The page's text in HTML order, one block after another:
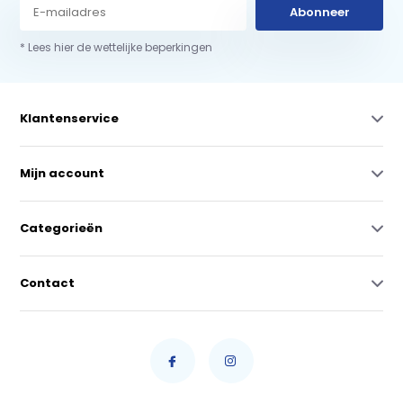
Abonneer
* Lees hier de wettelijke beperkingen
Klantenservice
Mijn account
Categorieën
Contact